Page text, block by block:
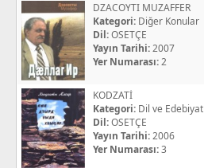
DZACOYTI MUZAFFER
Kategori: Diğer Konular
Dil:OSETÇE
Yayın Tarihi:2007
Yer Numarası:2
KODZATİ
Kategori: Dil ve Edebiyat
Dil:OSETÇE
Yayın Tarihi:2006
Yer Numarası:3